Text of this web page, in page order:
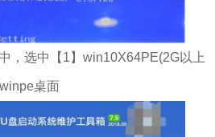
，选中【1】win10X64PE(2G以上
桌面